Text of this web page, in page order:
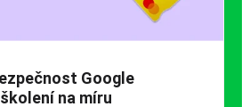
Google
na míru